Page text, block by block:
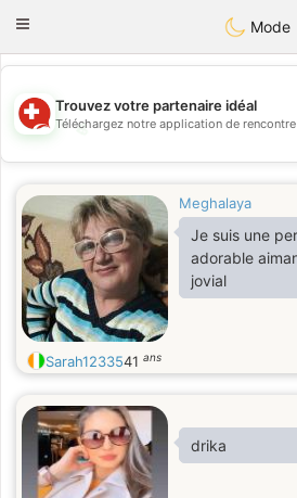
Suissi
Toggle
Mode
💖
Trouvez votre partenaire idéal
Téléchargez notre application de
Meghalaya
Je suis une
adorable
jovial
Sarah1233541 ans
drika